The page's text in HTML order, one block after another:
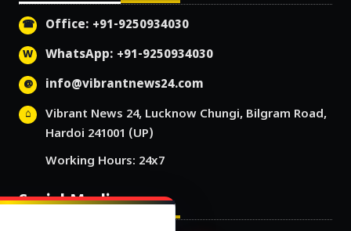
Office: +91-9250934030
WhatsApp: +91-9250934030
info@vibrantnews24.com
Vibrant News 24, Lucknow Chungi, Bilgram Road,
Hardoi 241001 (UP)
Working Hours: 24x7
Social Media